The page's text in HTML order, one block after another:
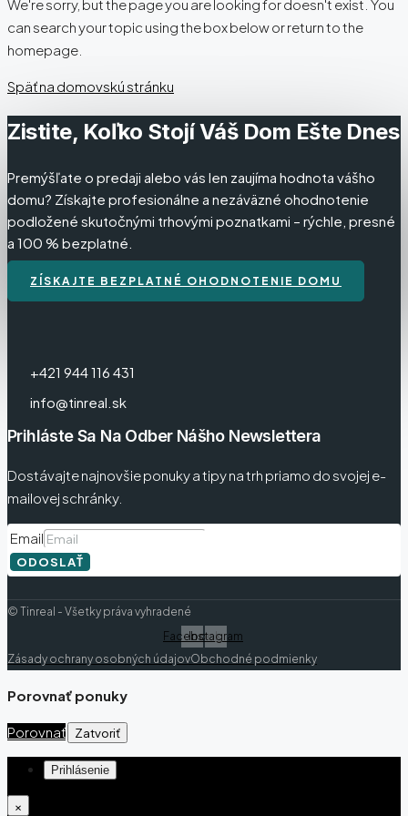
We're sorry, but the page you are looking for doesn't exist. You
can search your topic using the box below or return to the
homepage.
Späť na domovskú stránku
Zistite, Koľko Stojí Váš Dom Ešte Dnes
Premýšľate o predaji alebo vás len zaujíma hodnota vášho
domu? Získajte profesionálne a nezáväzné ohodnotenie
podložené skutočnými trhovými poznatkami – rýchle, presné
a 100 % bezplatné.
ZÍSKAJTE BEZPLATNÉ OHODNOTENIE DOMU
+421 944 116 431
info@tinreal.sk
Prihláste Sa Na Odber Nášho Newslettera
Dostávajte najnovšie ponuky a tipy na trh priamo do svojej e-
mailovej schránky.
Email
ODOSLAŤ
© Tinreal - Všetky práva vyhradené
Facebook
Instagram
Zásady ochrany osobných údajovObchodné podmienky
Porovnať ponuky
Porovnať Zatvoriť
Prihlásenie
×